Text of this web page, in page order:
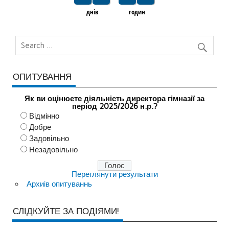
днів годин
ОПИТУВАННЯ
Як ви оцінюєте діяльність директора гімназії за
період 2025/2026 н.р.?
Відмінно
Добре
Задовільно
Незадовільно
Переглянути результати
Архиів опитуваннь
СЛІДКУЙТЕ ЗА ПОДІЯМИ!